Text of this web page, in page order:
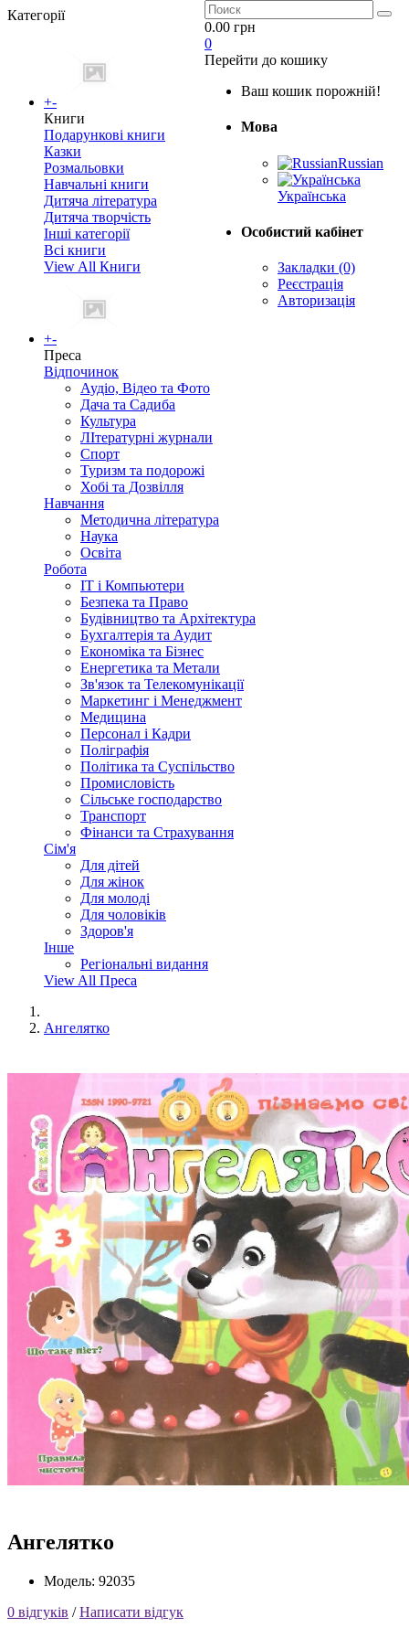
Категорії
+-
Книги
Подарункові книги
Казки
Розмальовки
Навчальні книги
Дитяча література
Дитяча творчість
Інші категорії
Всі книги
View All Книги
+-
Преса
Відпочинок
Аудіо, Відео та Фото
Дача та Садиба
Культура
ЛІтературні журнали
Спорт
Туризм та подорожі
Хобі та Дозвілля
Навчання
Методична література
Наука
Освіта
Робота
IT і Компьютери
Безпека та Право
Будівництво та Архітектура
Бухгалтерія та Аудит
Економіка та Бізнес
Енергетика та Метали
Зв'язок та Телекомунікації
Маркетинг і Менеджмент
Медицина
Персонал і Кадри
Поліграфія
Політика та Суспільство
Промисловість
Сільське господарство
Транспорт
Фінанси та Страхування
Сім'я
Для дітей
Для жінок
Для молоді
Для чоловіків
Здоров'я
Інше
Регіональні видання
View All Преса
0.00 грн
0
Перейти до кошику
Ваш кошик порожній!
Мова
Russian
Українська
Особистий кабінет
Закладки (0)
Реєстрація
Авторизація
Ангелятко
Ангелятко
Модель: 92035
0 відгуків /Написати відгук